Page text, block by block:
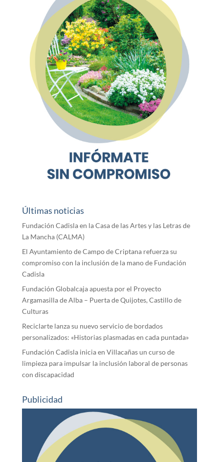
Últimas noticias
Fundación Cadisla en la Casa de las Artes y las Letras de
La Mancha (CALMA)
El Ayuntamiento de Campo de Criptana refuerza su
compromiso con la inclusión de la mano de Fundación
Cadisla
Fundación Globalcaja apuesta por el Proyecto
Argamasilla de Alba – Puerta de Quijotes, Castillo de
Culturas
Reciclarte lanza su nuevo servicio de bordados
personalizados: «Historias plasmadas en cada puntada»
Fundación Cadisla inicia en Villacañas un curso de
limpieza para impulsar la inclusión laboral de personas
con discapacidad
Publicidad